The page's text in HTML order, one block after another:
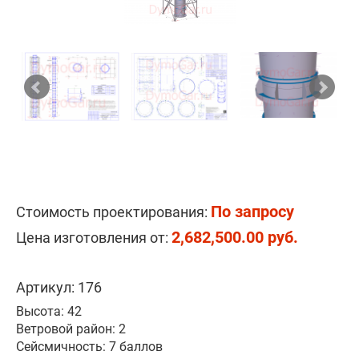
Стоимость проектирования: По запросу
Цена изготовления от: 2,682,500.00 руб.
Артикул: 176
Высота: 42
Ветровой район: 2
Сейсмичность: 7 баллов